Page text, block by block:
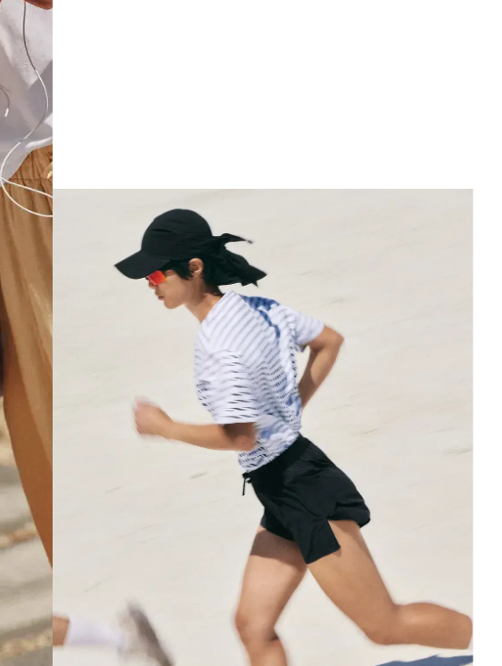
de tissus et des matériaux de conception sur une table, vêtues de tenues